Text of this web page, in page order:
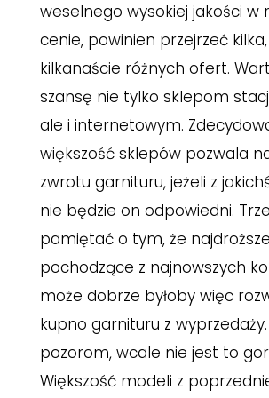
weselnego wysokiej jakości w
cenie, powinien przejrzeć
kilkanaście różnych ofert.
szansę nie tylko sklepom
ale i internetowym.
większość sklepów pozwala
zwrotu garnituru, jeżeli z
nie będzie on odpowiedni.
pamiętać o tym, że
pochodzące z najnowszych
może dobrze byłoby więc
kupno garnituru z
pozorom, wcale nie jest to
Większość modeli z